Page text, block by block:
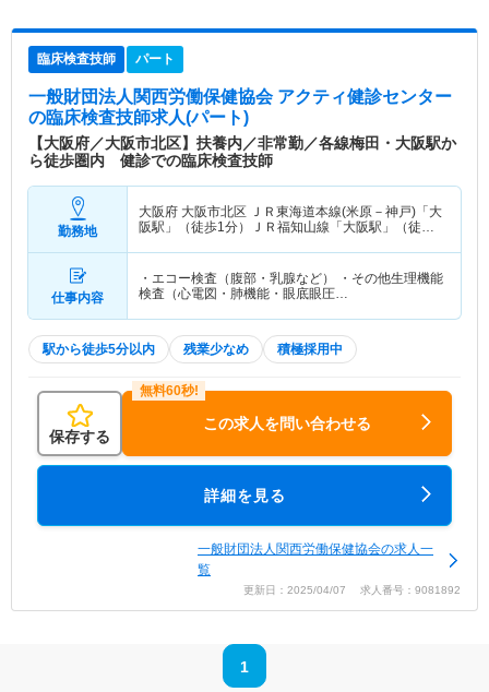
臨床検査技師 パート
一般財団法人関西労働保健協会 アクティ健診センター
の臨床検査技師求人(パート)
【大阪府／大阪市北区】扶養内／非常勤／各線梅田・大阪駅か
ら徒歩圏内 健診での臨床検査技師
勤務地
大阪府 大阪市北区 ＪＲ東海道本線(米原－神戸)「大
阪駅」（徒歩1分）ＪＲ福知山線「大阪駅」（徒歩1
仕事内容
・エコー検査（腹部・乳腺など） ・その他生理機能
検査（心電図・肺機能・眼底眼圧…
駅から徒歩5分以内 残業少なめ 積極採用中
保存する
この求人を問い合わせる
詳細を見る
一般財団法人関西労働保健協会の求人一
覧
更新日：2025/04/07 求人番号：9081892
1